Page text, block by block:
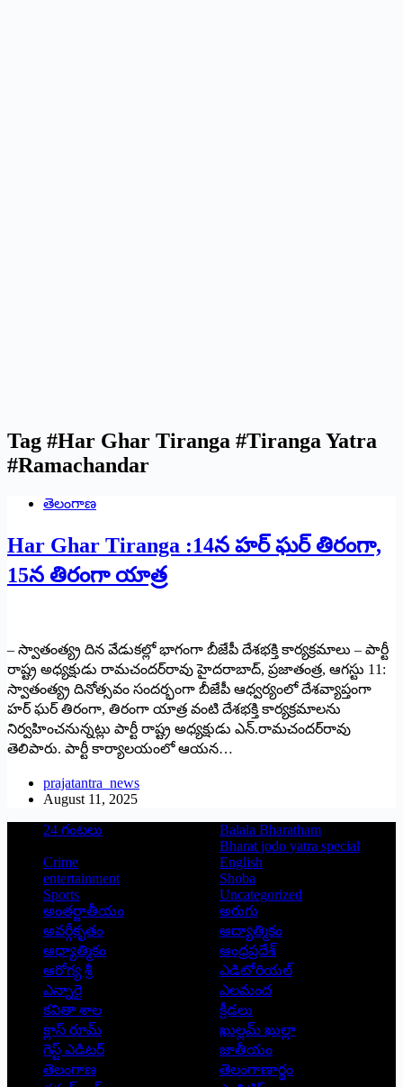
Tag #Har Ghar Tiranga #Tiranga Yatra
#Ramachandar
తెలంగాణ
Har Ghar Tiranga :14న హర్‌ ఘర్‌ తిరంగా,
15న తిరంగా యాత్ర
– స్వాతంత్య్ర దిన వేడుకల్లో భాగంగా బీజేపీ దేశభక్తి కార్యక్రమాలు – పార్టీ
రాష్ట్ర అధ్యక్షుడు రామచందర్‌రావు హైదరాబాద్‌, ప్రజాతంత్ర, ఆగస్టు 11:
స్వాతంత్య్ర దినోత్సవం సందర్భంగా బీజేపీ ఆధ్వర్యంలో దేశవ్యాప్తంగా
హర్‌ ఘర్‌ తిరంగా, తిరంగా యాత్ర వంటి దేశభక్తి కార్యక్రమాలను
నిర్వహించనున్నట్లు పార్టీ రాష్ట్ర అధ్యక్షుడు ఎన్‌.రామచందర్‌రావు
తెలిపారు. పార్టీ కార్యాలయంలో ఆయన…
prajatantra_news
August 11, 2025
24 గంటలు
Balala Bharatham
Bharat jodo yatra special
Crime
English
entertainment
Shoba
Sports
Uncategorized
అంతర్జాతీయం
అరుగు
అవర్గీకృతం
ఆద్యాత్మికం
ఆధ్యాత్మికం
ఆంధ్రప్రదేశ్
ఆరోగ్య శ్రీ
ఎడిటోరియల్
ఎన్నారై
ఎలమంద
కవితా శాల
క్రీడలు
క్లాస్ రూమ్
ఖుల్లమ్ ఖుల్లా
గెస్ట్ ఎడిటర్
జాతీయం
తెలంగాణ
తెలంగాణార్థం